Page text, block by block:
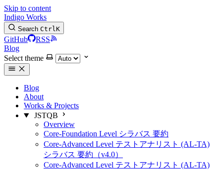
Skip to content
Indigo Works
Search CtrlK
GitHub
RSS
Blog
Select theme
Blog
About
Works & Projects
JSTQB
Overview
Core-Foundation Level シラバス 要約
Core-Advanced Level テストアナリスト (AL-TA)
シラバス 要約（v4.0）
Core-Advanced Level テストアナリスト (AL-TA)